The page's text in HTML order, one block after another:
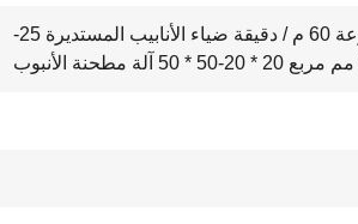
HG63 * 4 سرعة 60 م / دقيقة ضياء الأنابيب المستديرة 25-